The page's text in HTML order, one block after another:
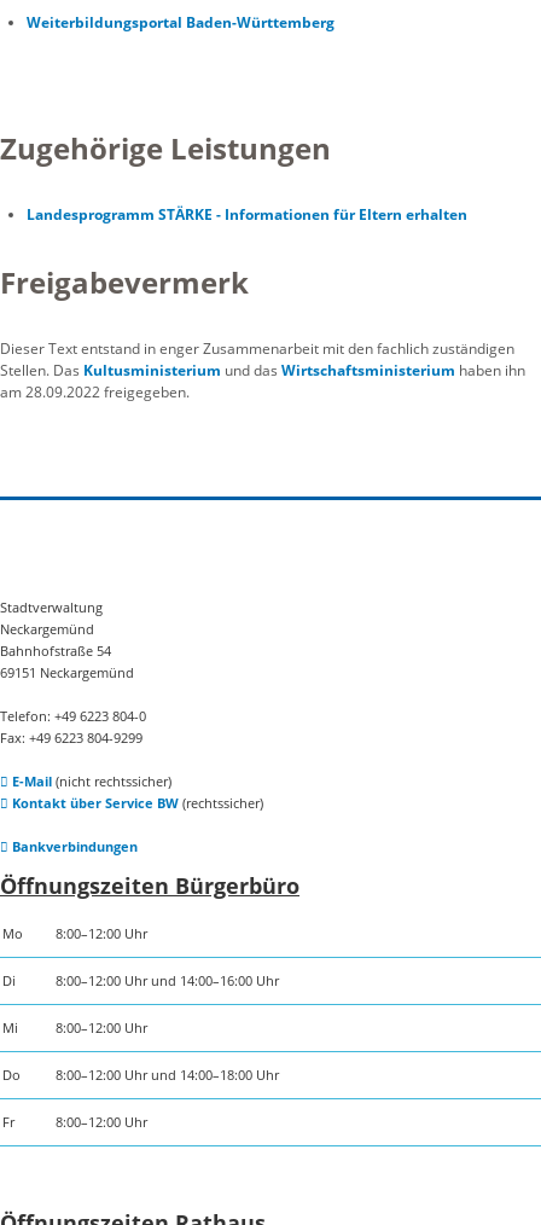
Weiterbildungsportal Baden-Württemberg
Zugehörige Leistungen
Landesprogramm STÄRKE - Informationen für Eltern erhalten
Freigabevermerk
Dieser Text entstand in enger Zusammenarbeit mit den fachlich zuständigen
Stellen. Das Kultusministerium und das Wirtschaftsministerium haben ihn
am 28.09.2022 freigegeben.
Stadtverwaltung
Neckargemünd
Bahnhofstraße 54
69151 Neckargemünd
Telefon: +49 6223 804-0
Fax: +49 6223 804-9299
E-Mail(nicht rechtssicher)
Kontakt über Service BW(rechtssicher)
Bankverbindungen
Öffnungszeiten Bürgerbüro
Mo 8:00–12:00 Uhr
Di 8:00–12:00 Uhr und 14:00–16:00 Uhr
Mi 8:00–12:00 Uhr
Do 8:00–12:00 Uhr und 14:00–18:00 Uhr
Fr 8:00–12:00 Uhr